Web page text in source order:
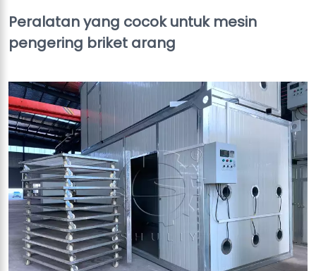
Peralatan yang cocok untuk mesin
pengering briket arang